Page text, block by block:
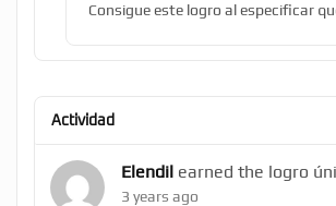
Consigue este logro al especificar
Actividad
Elendil earned the logro
3 years ago